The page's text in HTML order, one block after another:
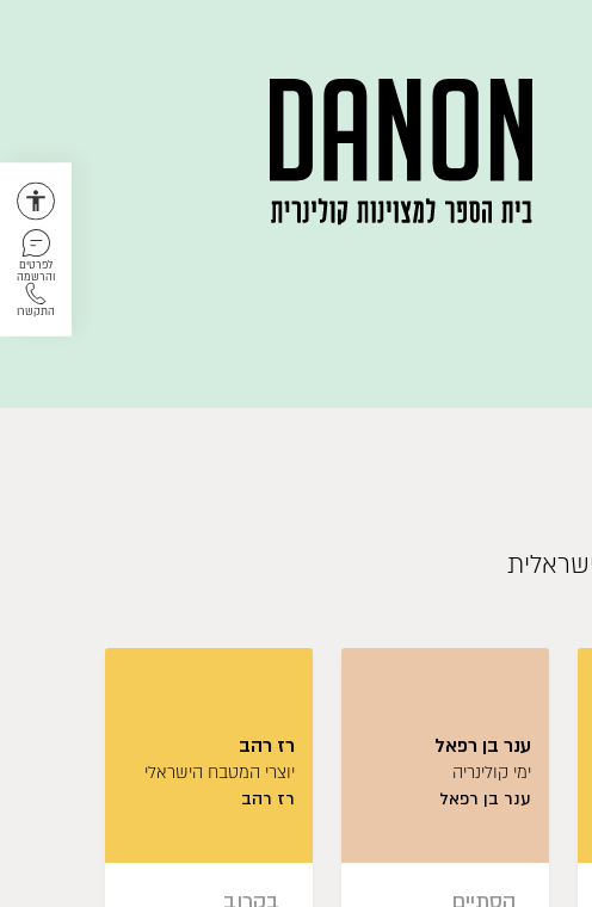
לפרטים
והרשמה
התקשרו
ענר בן רפאל
ימי קולינריה
ענר בן רפאל
רז רהב
יוצרי המטבח הישראלי
רז רהב